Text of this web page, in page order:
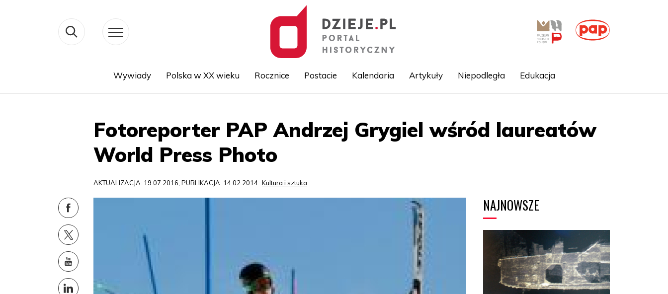
treści
Wywiady Polska w XX wieku Rocznice Postacie Kalendaria Artykuły Niepodległa Edukacja
Fotoreporter PAP Andrzej Grygiel wśród laureatów
World Press Photo
AKTUALIZACJA: 19.07.2016, PUBLIKACJA: 14.02.2014 Kultura i sztuka
NAJNOWSZE